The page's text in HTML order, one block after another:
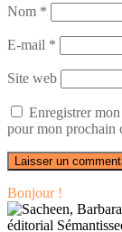
Nom *
E-mail *
Site web
Enregistrer
pour mon prochain
Bonjour !